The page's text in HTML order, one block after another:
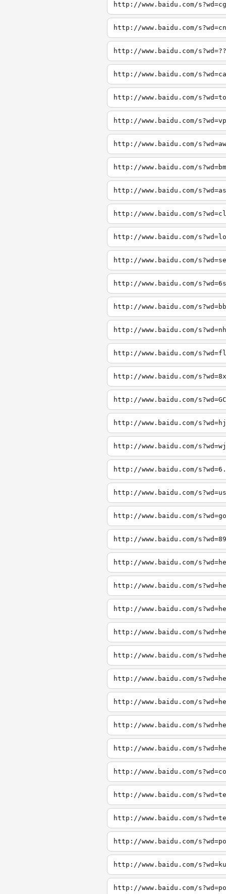
http://www.baidu.com/
http://www.baidu.com/
http://www.baidu.com/
http://www.baidu.com/
http://www.baidu.com/
http://www.baidu.com/
http://www.baidu.com/
http://www.baidu.com/
http://www.baidu.com/
http://www.baidu.com/
http://www.baidu.com/
http://www.baidu.com/
http://www.baidu.com/
http://www.baidu.com/
http://www.baidu.com/
http://www.baidu.com/
http://www.baidu.com/
http://www.baidu.com/
http://www.baidu.com/
http://www.baidu.com/
http://www.baidu.com/
http://www.baidu.com/
http://www.baidu.com/
http://www.baidu.com/
http://www.baidu.com/
http://www.baidu.com/
http://www.baidu.com/
http://www.baidu.com/
http://www.baidu.com/
http://www.baidu.com/
http://www.baidu.com/
http://www.baidu.com/
http://www.baidu.com/
http://www.baidu.com/
http://www.baidu.com/
http://www.baidu.com/
http://www.baidu.com/
http://www.baidu.com/
http://www.baidu.com/